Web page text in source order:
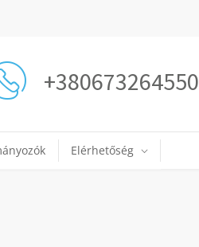
+380673264550
Elérhetőség